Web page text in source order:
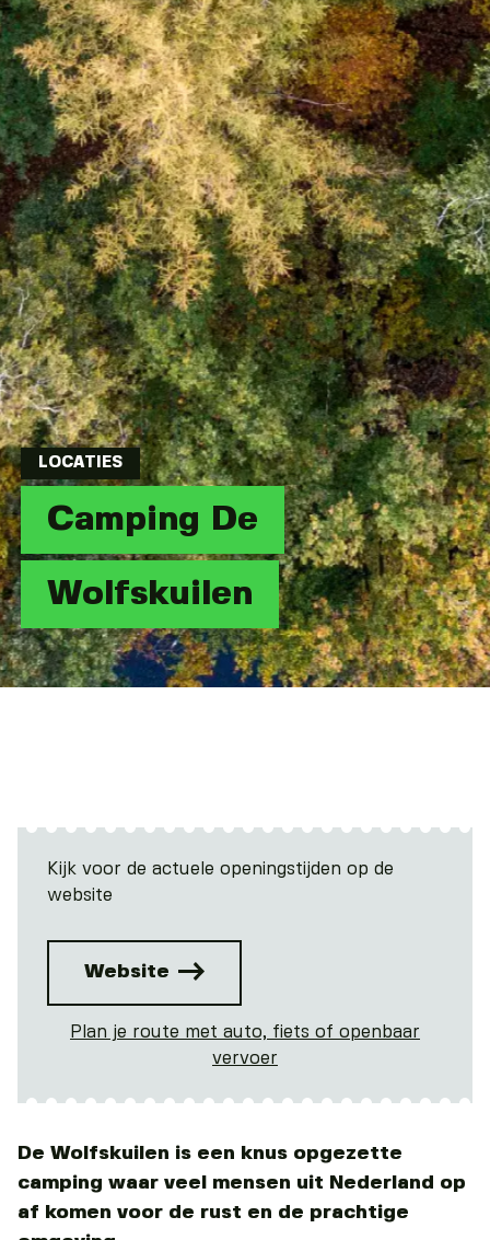
LOCATIES
Camping De
Wolfskuilen
Kijk voor de actuele openingstijden op de
website
Website
Plan je route met auto, fiets of openbaar
vervoer
De Wolfskuilen is een knus opgezette
camping waar veel mensen uit Nederland op
af komen voor de rust en de prachtige